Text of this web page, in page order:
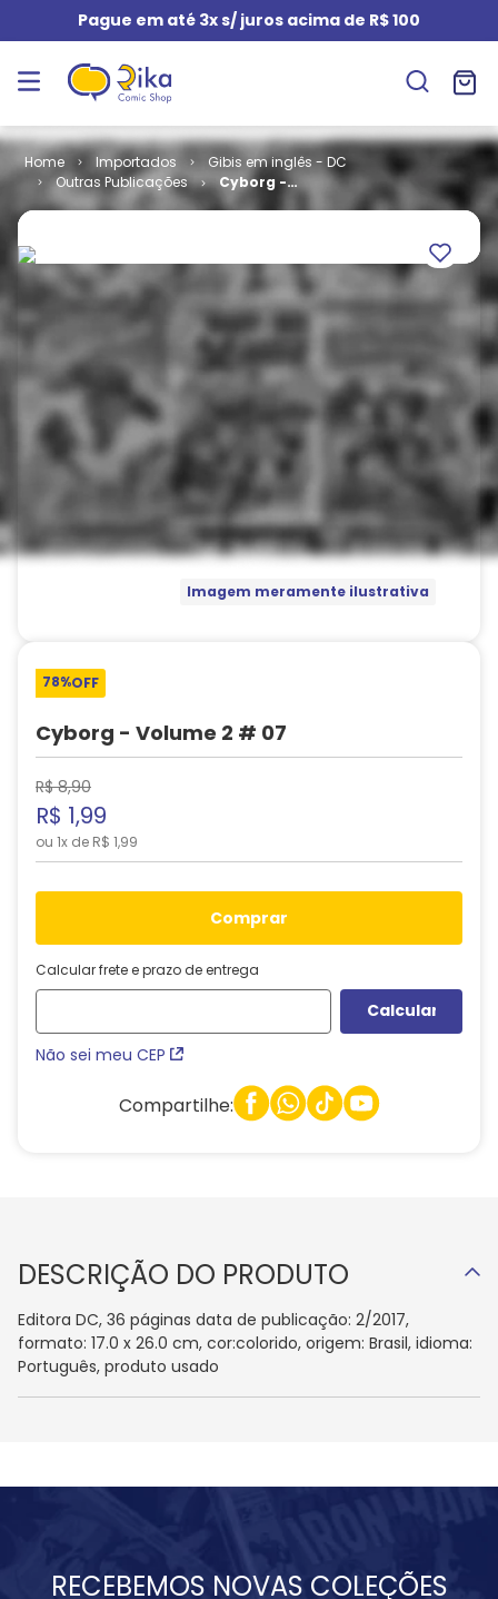
Pague em até 3x s/ juros acima de R$ 100
Importados
Gibis em inglês - DC
Outras Publicações
Cyborg -
Volume 2 # 07
Imagem meramente ilustrativa
78%OFF
Cyborg - Volume 2 # 07
R$ 8,90
R$ 1,99
ou 1x de R$ 1,99
comprar
Calcular frete e prazo de entrega
Não sei meu CEP
Compartilhe:
DESCRIÇÃO DO PRODUTO
Editora DC, 36 páginas data de publicação: 2/2017,
formato: 17.0 x 26.0 cm, cor:colorido, origem: Brasil, idioma:
Português, produto usado
RECEBEMOS NOVAS COLEÇÕES